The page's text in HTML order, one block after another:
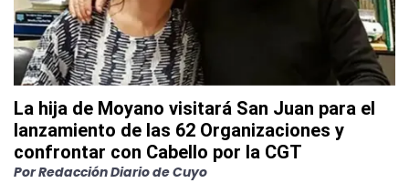
La hija de Moyano visitará San Juan para el
lanzamiento de las 62 Organizaciones y
confrontar con Cabello por la CGT
PorRedacción Diario de Cuyo